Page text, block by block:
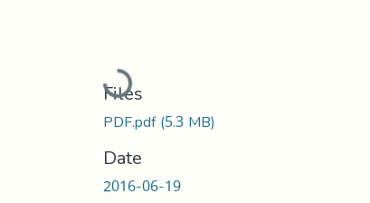
Loading...
Files
PDF.pdf(5.3 MB)
Date
2016-06-19